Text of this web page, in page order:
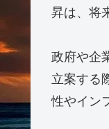
います。
PPIは、
要素を考
インフレ